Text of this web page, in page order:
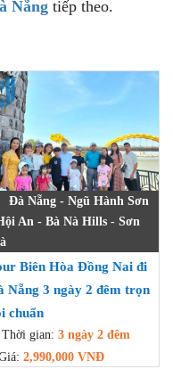
Nẵng tiếp theo.
Đà Nẵng - Ngũ Hành Sơn
An - Bà Nà Hills - Sơn
Biên Hòa Đồng Nai đi
Nẵng 3 ngày 2 đêm trọn
chuẩn
Thời gian: 3 ngày 2 đêm
2,990,000 VNĐ